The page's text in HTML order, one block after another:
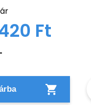
Ft